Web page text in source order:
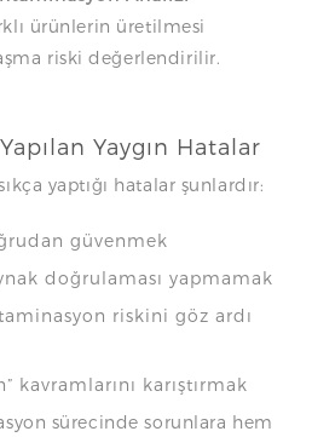
ürünlerin üretilmesi
riski değerlendirilir.
Yaygın Hatalar
yaptığı hatalar şunlardır:
güvenmek
doğrulaması yapmamak
riskini göz ardı
kavramlarını karıştırmak
sürecinde sorunlara hem